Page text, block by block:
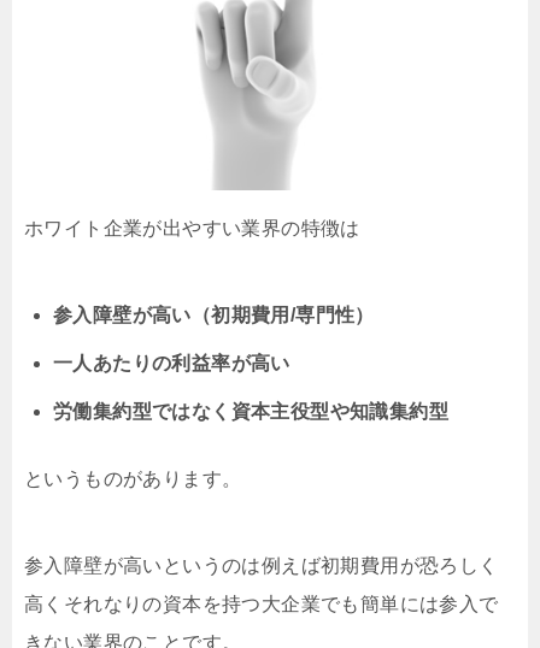
ホワイト企業が出やすい業界の特徴は
参入障壁が高い（初期費用/専門性）
一人あたりの利益率が高い
労働集約型ではなく資本主役型や知識集約型
というものがあります。
参入障壁が高いというのは例えば初期費用が恐ろしく
高くそれなりの資本を持つ大企業でも簡単には参入で
きない業界のことです。